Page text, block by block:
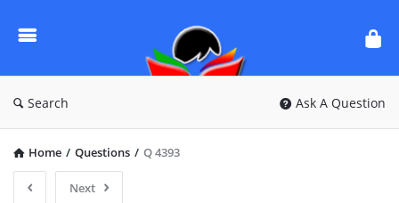
Questions
Search Ask A Question
Home / Questions / Q 4393
Next